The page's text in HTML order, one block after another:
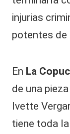
injurias
potentes de
En La
de una
Ivette
tiene toda